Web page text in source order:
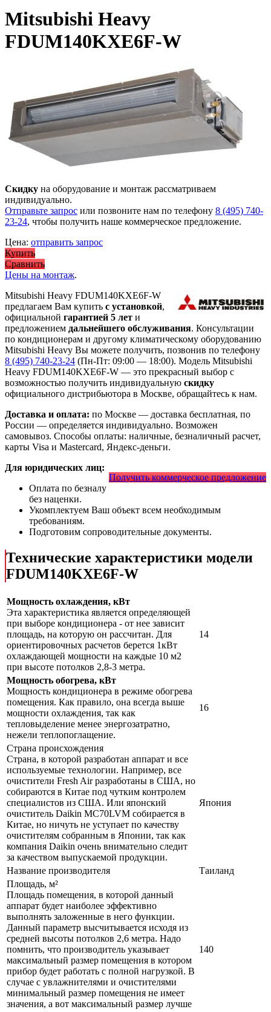
Mitsubishi Heavy
FDUM140KXE6F-W
Скидку на оборудование и монтаж рассматриваем
индивидуально.
Отправьте запрос или позвоните нам по телефону 8 (495) 740-
23-24, чтобы получить наше коммерческое предложение.
Цена: отправить запрос
Купить
Сравнить
Цены на монтаж.
Mitsubishi Heavy FDUM140KXE6F-W
предлагаем Вам купить с установкой,
официальной гарантией 5 лет и
предложением дальнейшего обслуживания. Консультации
по кондиционерам и другому климатическому оборудованию
Mitsubishi Heavy Вы можете получить, позвонив по телефону
8 (495) 740-23-24 (Пн-Пт: 09:00 — 18:00). Модель Mitsubishi
Heavy FDUM140KXE6F-W — это прекрасный выбор с
возможностью получить индивидуальную скидку
официального дистрибьютора в Москве, обращайтесь к нам.
Доставка и оплата: по Москве — доставка бесплатная, по
России — определяется индивидуально. Возможен
самовывоз. Способы оплаты: наличные, безналичный расчет,
карты Visa и Mastercard, Яндекс-деньги.
Получить коммерческое предложение
Для юридических лиц:
Оплата по безналу
без наценки.
Укомплектуем Ваш объект всем необходимым
требованиям.
Подготовим сопроводительные документы.
Технические характеристики модели
FDUM140KXE6F-W
Мощность охлаждения, кВт
Эта характеристика является определяющей
при выборе кондиционера - от нее зависит
площадь, на которую он рассчитан. Для
ориентировочных расчетов берется 1кВт
охлаждающей мощности на каждые 10 м2
при высоте потолков 2,8-3 метра.
14
Мощность обогрева, кВт
Мощность кондиционера в режиме обогрева
помещения. Как правило, она всегда выше
мощности охлаждения, так как
тепловыделение менее энергозатратно,
нежели теплопоглащение.
16
Страна происхождения
Страна, в которой разработан аппарат и все
используемые технологии. Например, все
очистители Fresh Air разработаны в США, но
собираются в Китае под чутким контролем
специалистов из США. Или японский
очиститель Daikin MC70LVM собирается в
Китае, но ничуть не уступает по качеству
очистителям собранным в Японии, так как
компания Daikin очень внимательно следит
за качеством выпускаемой продукции.
Япония
Название производителя
Таиланд
Площадь, м²
Площадь помещения, в которой данный
аппарат будет наиболее эффективно
выполнять заложенные в него функции.
Данный параметр высчитывается исходя из
средней высоты потолков 2,6 метра. Надо
помнить, что производитель указывает
максимальный размер помещения в котором
прибор будет работать с полной нагрузкой. В
случае с увлажнителями и очистителями
минимальный размер помещения не имеет
значения, а вот максимальный размер лучше
140